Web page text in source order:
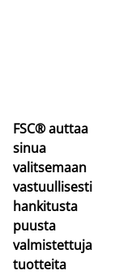
FSC® auttaa
sinua
valitsemaan
vastuullisesti
hankitusta
puusta
valmistettuja
tuotteita